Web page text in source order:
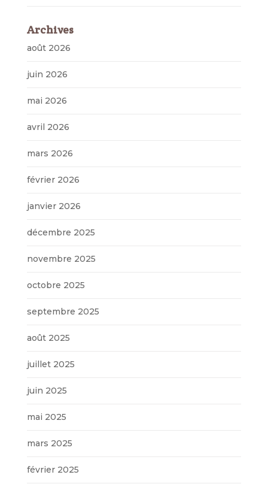
Archives
août 2026
juin 2026
mai 2026
avril 2026
mars 2026
février 2026
janvier 2026
décembre 2025
novembre 2025
octobre 2025
septembre 2025
août 2025
juillet 2025
juin 2025
mai 2025
mars 2025
février 2025